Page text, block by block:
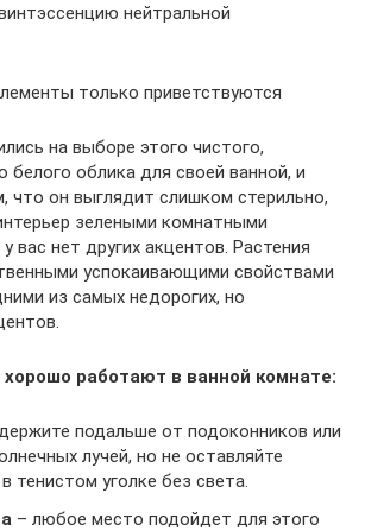
нейтральной
только приветствуются
на выборе этого чистого,
белого облика для своей ванной, и
что он выглядит слишком стерильно,
зелеными комнатными
вас нет других акцентов. Растения
успокаивающими свойствами
из самых недорогих, но
хорошо работают в ванной комнате:
подальше от подоконников или
лучей, но не оставляйте
тенистом уголке без света.
– любое место подойдет для этого